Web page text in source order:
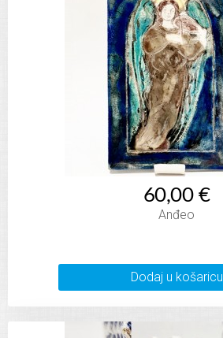
60,00 €
Anđeo
Dodaj u košaricu